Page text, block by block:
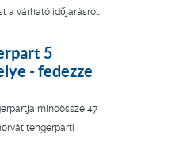
a várható időjárásról.
5
- fedezze
mindössze 47
tengerparti